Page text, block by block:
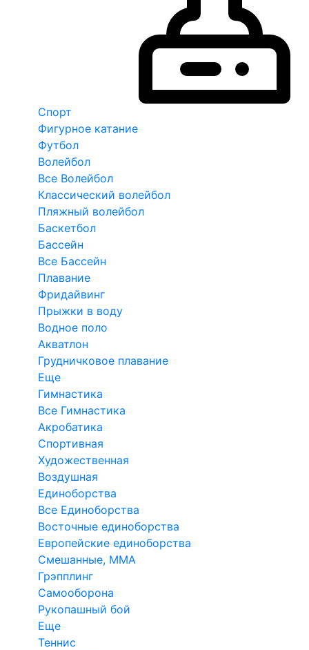
Спорт
Фигурное катание
Футбол
Волейбол
Все Волейбол
Классический волейбол
Пляжный волейбол
Баскетбол
Бассейн
Все Бассейн
Плавание
Фридайвинг
Прыжки в воду
Водное поло
Акватлон
Грудничковое плавание
Еще
Гимнастика
Все Гимнастика
Акробатика
Спортивная
Художественная
Воздушная
Единоборства
Все Единоборства
Восточные единоборства
Европейские единоборства
Смешанные, ММА
Грэпплинг
Самооборона
Рукопашный бой
Еще
Теннис